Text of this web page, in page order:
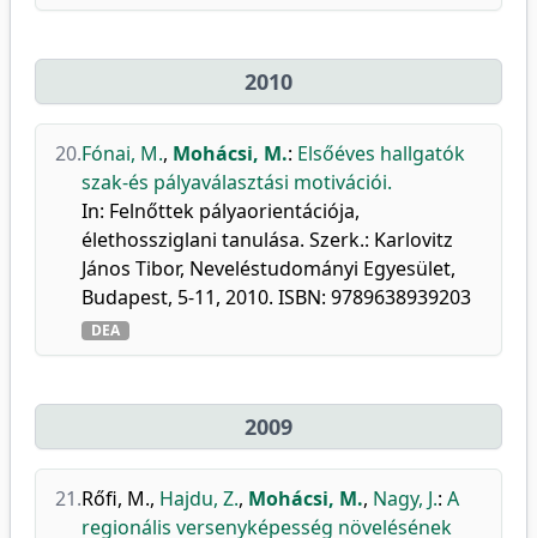
2010
20.Fónai, M., Mohácsi, M.: Elsőéves hallgatók
szak-és pályaválasztási motivációi.
In: Felnőttek pályaorientációja,
élethossziglani tanulása. Szerk.: Karlovitz
János Tibor, Neveléstudományi Egyesület,
Budapest, 5-11, 2010. ISBN: 9789638939203
DEA
2009
21.Rőfi, M., Hajdu, Z., Mohácsi, M., Nagy, J.: A
regionális versenyképesség növelésének